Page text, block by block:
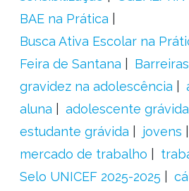
BAE na Prática
Busca Ativa Escolar na
Feira de Santana
Barreiras
gravidez na adolescência
aluna
adolescente grávida
estudante grávida
jovens
mercado de trabalho
Selo UNICEF 2025-2025